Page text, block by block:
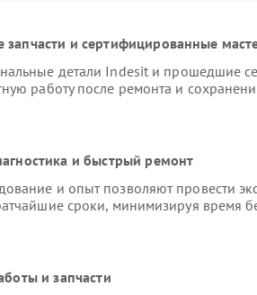
запчасти и сертифицированные
детали Indesit и прошедшие
работу после ремонта и
и быстрый ремонт
и опыт позволяют провести
сроки, минимизируя время
и запчасти